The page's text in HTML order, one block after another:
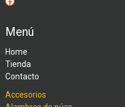
Menú
Home
Tienda
Contacto
Accesorios